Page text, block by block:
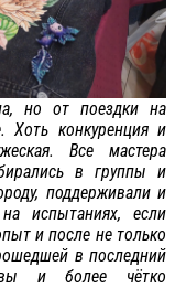
но от поездки на
Хоть конкуренция и
Все мастера
в группы и
поддерживали и
испытаниях, если
и после не только
в последний
и более чётко